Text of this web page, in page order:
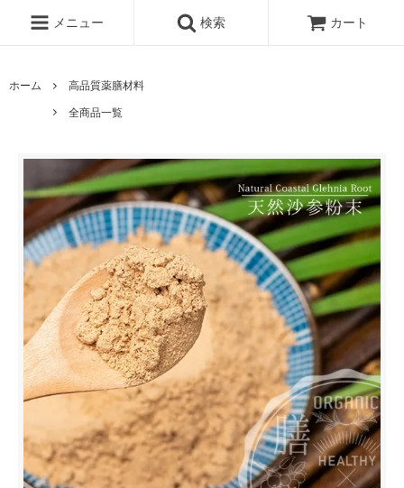
メニュー 検索 カート
ホーム
高品質薬膳材料
全商品一覧